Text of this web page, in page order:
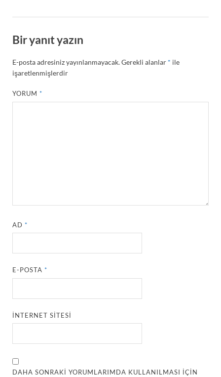
Bir yanıt yazın
E-posta adresiniz yayınlanmayacak.Gerekli alanlar * ile
işaretlenmişlerdir
YORUM*
AD*
E-POSTA*
İNTERNET SITESI
DAHA SONRAKI YORUMLARIMDA KULLANILMASI IÇIN